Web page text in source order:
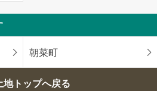
朝菜町
地トップへ戻る